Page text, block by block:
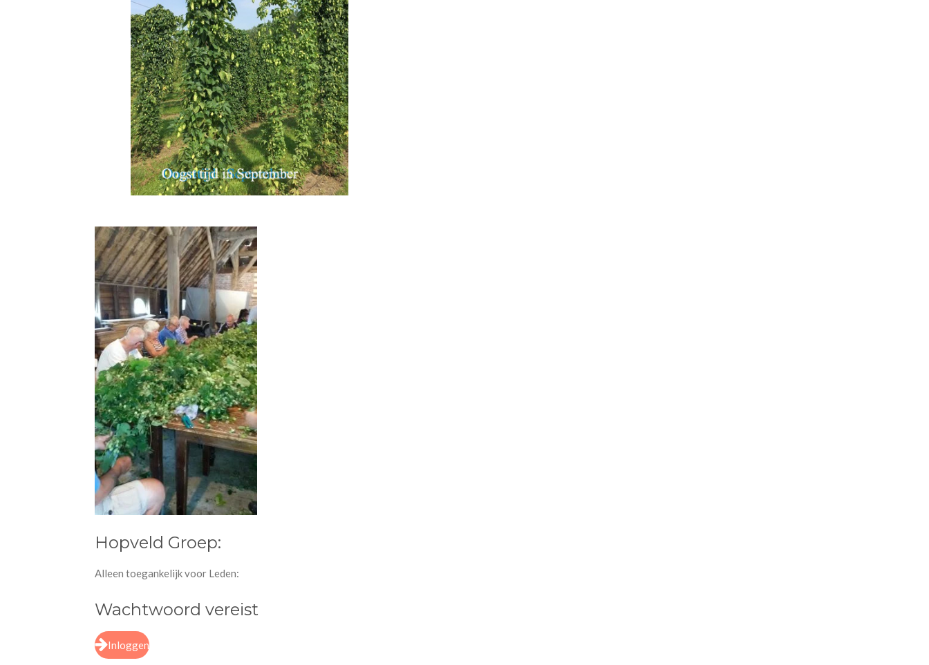
Hopveld Groep:
Alleen toegankelijk voor Leden:
Wachtwoord vereist
Inloggen